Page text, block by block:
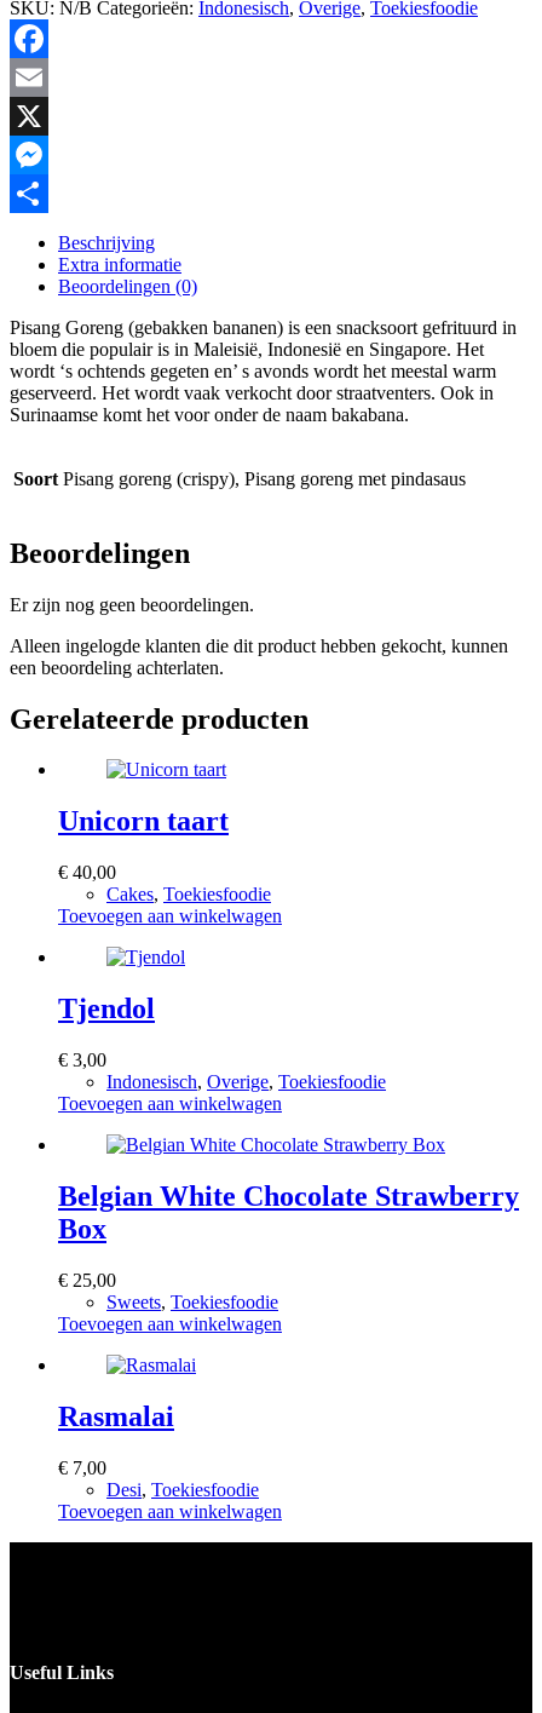
SKU: N/B Categorieën: Indonesisch, Overige, Toekiesfoodie
Facebook
Email
X
Messenger
Beschrijving
Extra informatie
Beoordelingen (0)
Pisang Goreng (gebakken bananen) is een snacksoort gefrituurd in
bloem die populair is in Maleisië, Indonesië en Singapore. Het
wordt ‘s ochtends gegeten en’ s avonds wordt het meestal warm
geserveerd. Het wordt vaak verkocht door straatventers. Ook in
Surinaamse komt het voor onder de naam bakabana.
Soort Pisang goreng (crispy), Pisang goreng met pindasaus
Beoordelingen
Er zijn nog geen beoordelingen.
Alleen ingelogde klanten die dit product hebben gekocht, kunnen
een beoordeling achterlaten.
Gerelateerde producten
Unicorn taart
€ 40,00
Cakes, Toekiesfoodie
Toevoegen aan winkelwagen
Tjendol
€ 3,00
Indonesisch, Overige, Toekiesfoodie
Toevoegen aan winkelwagen
Belgian White Chocolate Strawberry
Box
€ 25,00
Sweets, Toekiesfoodie
Toevoegen aan winkelwagen
Rasmalai
€ 7,00
Desi, Toekiesfoodie
Toevoegen aan winkelwagen
Useful Links